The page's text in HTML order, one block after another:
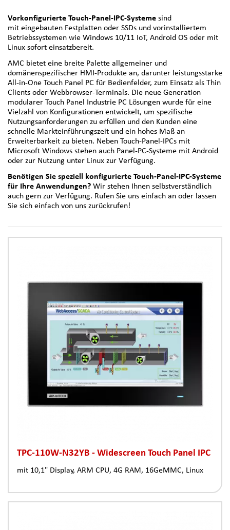
Vorkonfigurierte Touch-Panel-IPC-Systeme sind
mit eingebauten Festplatten oder SSDs und vorinstalliertem
Betriebssystemen wie Windows 10/11 IoT, Android OS oder mit
Linux sofort einsatzbereit.
AMC bietet eine breite Palette allgemeiner und
domänenspezifischer HMI-Produkte an, darunter leistungsstarke
All-in-One Touch Panel PC für Bedienfelder, zum Einsatz als Thin
Clients oder Webbrowser-Terminals. Die neue Generation
modularer Touch Panel Industrie PC Lösungen wurde für eine
Vielzahl von Konfigurationen entwickelt, um spezifische
Nutzungsanforderungen zu erfüllen und den Kunden eine
schnelle Markteinführungszeit und ein hohes Maß an
Erweiterbarkeit zu bieten. Neben Touch-Panel-IPCs mit
Microsoft Windows stehen auch Panel-PC-Systeme mit Android
oder zur Nutzung unter Linux zur Verfügung.
Benötigen Sie speziell konfigurierte Touch-Panel-IPC-Systeme
für Ihre Anwendungen? Wir stehen Ihnen selbstverständlich
auch gern zur Verfügung. Rufen Sie uns einfach an oder lassen
Sie sich einfach von uns zurückrufen!
TPC-110W-N32YB - Widescreen Touch Panel IPC
mit 10,1" Display, ARM CPU, 4G RAM, 16GeMMC, Linux